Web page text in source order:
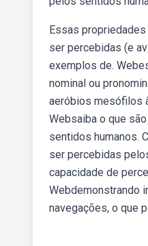
Essas
ser percebidas (e
exemplos de.
nominal ou
aeróbios mesófilos
Websaiba o que
sentidos humanos.
ser percebidas
capacidade de
Webdemonstrando
navegações, o que